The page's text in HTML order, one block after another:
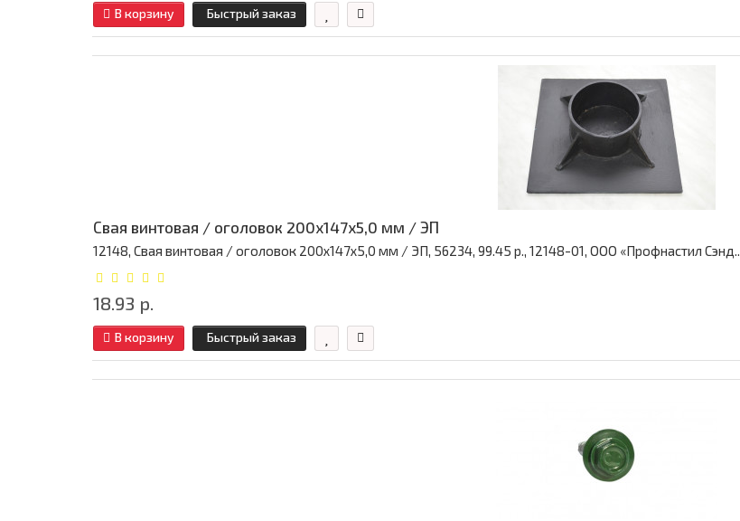
В корзину Быстрый заказ
Свая винтовая / оголовок 200x147x5,0 мм / ЭП
12148, Свая винтовая / оголовок 200x147x5,0 мм / ЭП, 56234, 99.45 р., 12148-01, ООО «Профнастил Сэнд..
18.93 р.
В корзину Быстрый заказ